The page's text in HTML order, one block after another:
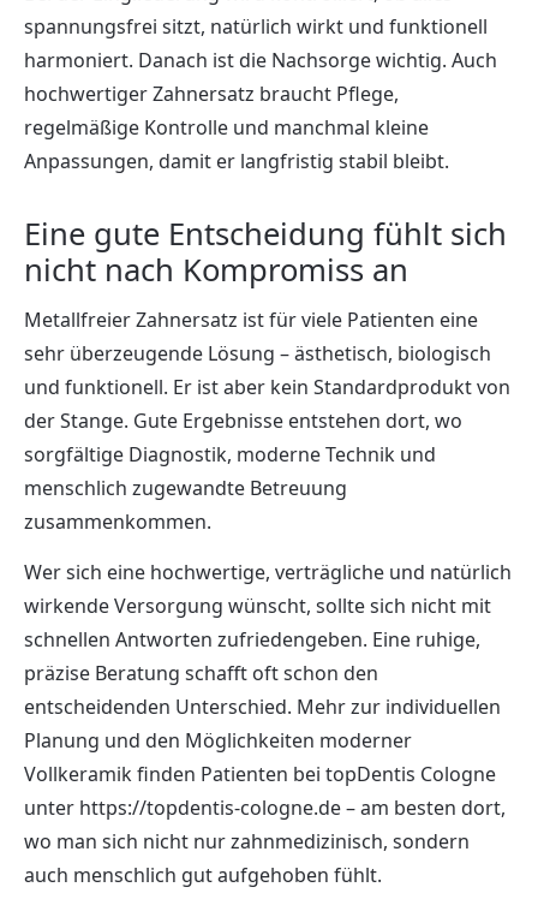
spannungsfrei sitzt, natürlich wirkt und funktionell
harmoniert. Danach ist die Nachsorge wichtig. Auch
hochwertiger Zahnersatz braucht Pflege,
regelmäßige Kontrolle und manchmal kleine
Anpassungen, damit er langfristig stabil bleibt.
Eine gute Entscheidung fühlt sich
nicht nach Kompromiss an
Metallfreier Zahnersatz ist für viele Patienten eine
sehr überzeugende Lösung – ästhetisch, biologisch
und funktionell. Er ist aber kein Standardprodukt von
der Stange. Gute Ergebnisse entstehen dort, wo
sorgfältige Diagnostik, moderne Technik und
menschlich zugewandte Betreuung
zusammenkommen.
Wer sich eine hochwertige, verträgliche und natürlich
wirkende Versorgung wünscht, sollte sich nicht mit
schnellen Antworten zufriedengeben. Eine ruhige,
präzise Beratung schafft oft schon den
entscheidenden Unterschied. Mehr zur individuellen
Planung und den Möglichkeiten moderner
Vollkeramik finden Patienten bei topDentis Cologne
unter https://topdentis-cologne.de – am besten dort,
wo man sich nicht nur zahnmedizinisch, sondern
auch menschlich gut aufgehoben fühlt.